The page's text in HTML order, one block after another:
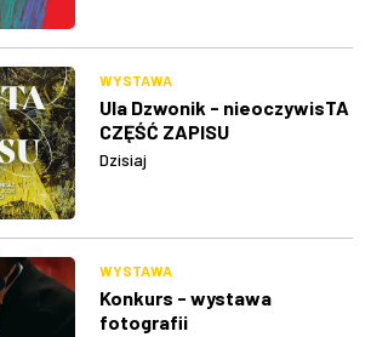
WYSTAWA
Ula Dzwonik - nieoczywisTA
CZĘŚĆ ZAPISU
Dzisiaj
WYSTAWA
Konkurs - wystawa
fotografii